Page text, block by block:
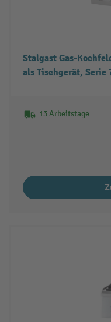
Stalgast Gas-
als Tischgerät, Serie
13 Arbeitstage